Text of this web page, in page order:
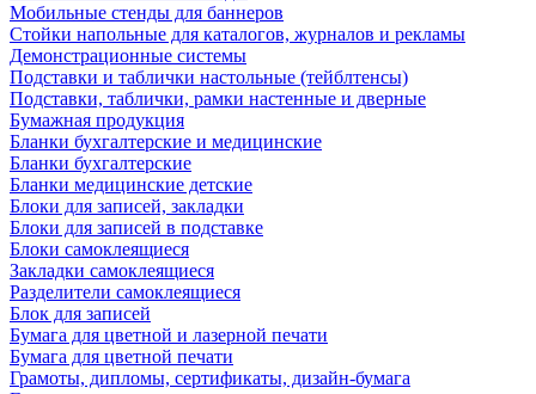
Мобильные стенды для баннеров
Стойки напольные для каталогов, журналов и рекламы
Демонстрационные системы
Подставки и таблички настольные (тейблтенсы)
Подставки, таблички, рамки настенные и дверные
Бумажная продукция
Бланки бухгалтерские и медицинские
Бланки бухгалтерские
Бланки медицинские детские
Блоки для записей, закладки
Блоки для записей в подставке
Блоки самоклеящиеся
Закладки самоклеящиеся
Разделители самоклеящиеся
Блок для записей
Бумага для цветной и лазерной печати
Бумага для цветной печати
Грамоты, дипломы, сертификаты, дизайн-бумага